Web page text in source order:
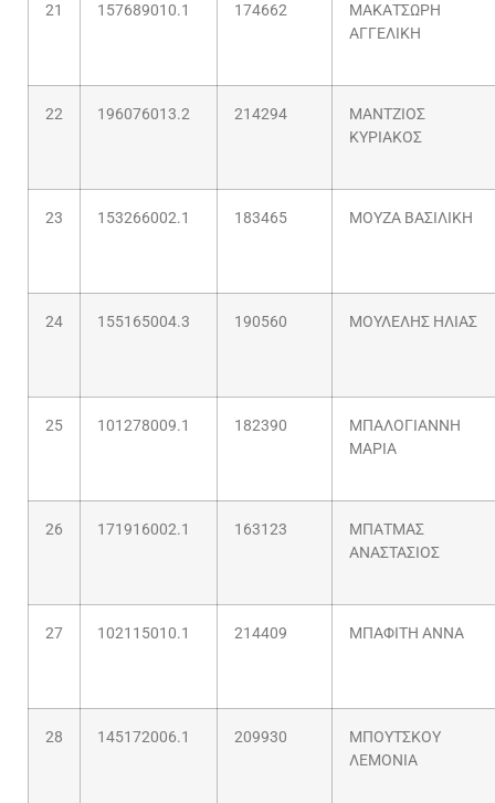
21 157689010.1 174662
ΜΑΚΑΤΣΩΡΗ
ΑΓΓΕΛΙΚΗ
22 196076013.2 214294
ΜΑΝΤΖΙΟΣ
ΚΥΡΙΑΚΟΣ
23 153266002.1 183465 ΜΟΥΖΑ ΒΑΣΙΛΙΚΗ
24 155165004.3 190560 ΜΟΥΛΕΛΗΣ ΗΛΙΑΣ
25 101278009.1 182390
ΜΠΑΛΟΓΙΑΝΝΗ
ΜΑΡΙΑ
26 171916002.1 163123
ΜΠΑΤΜΑΣ
ΑΝΑΣΤΑΣΙΟΣ
27 102115010.1 214409 ΜΠΑΦΙΤΗ ΑΝΝΑ
28 145172006.1 209930
ΜΠΟΥΤΣΚΟΥ
ΛΕΜΟΝΙΑ